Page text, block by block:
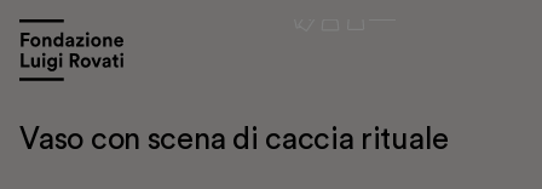
Vaso con scena di caccia rituale